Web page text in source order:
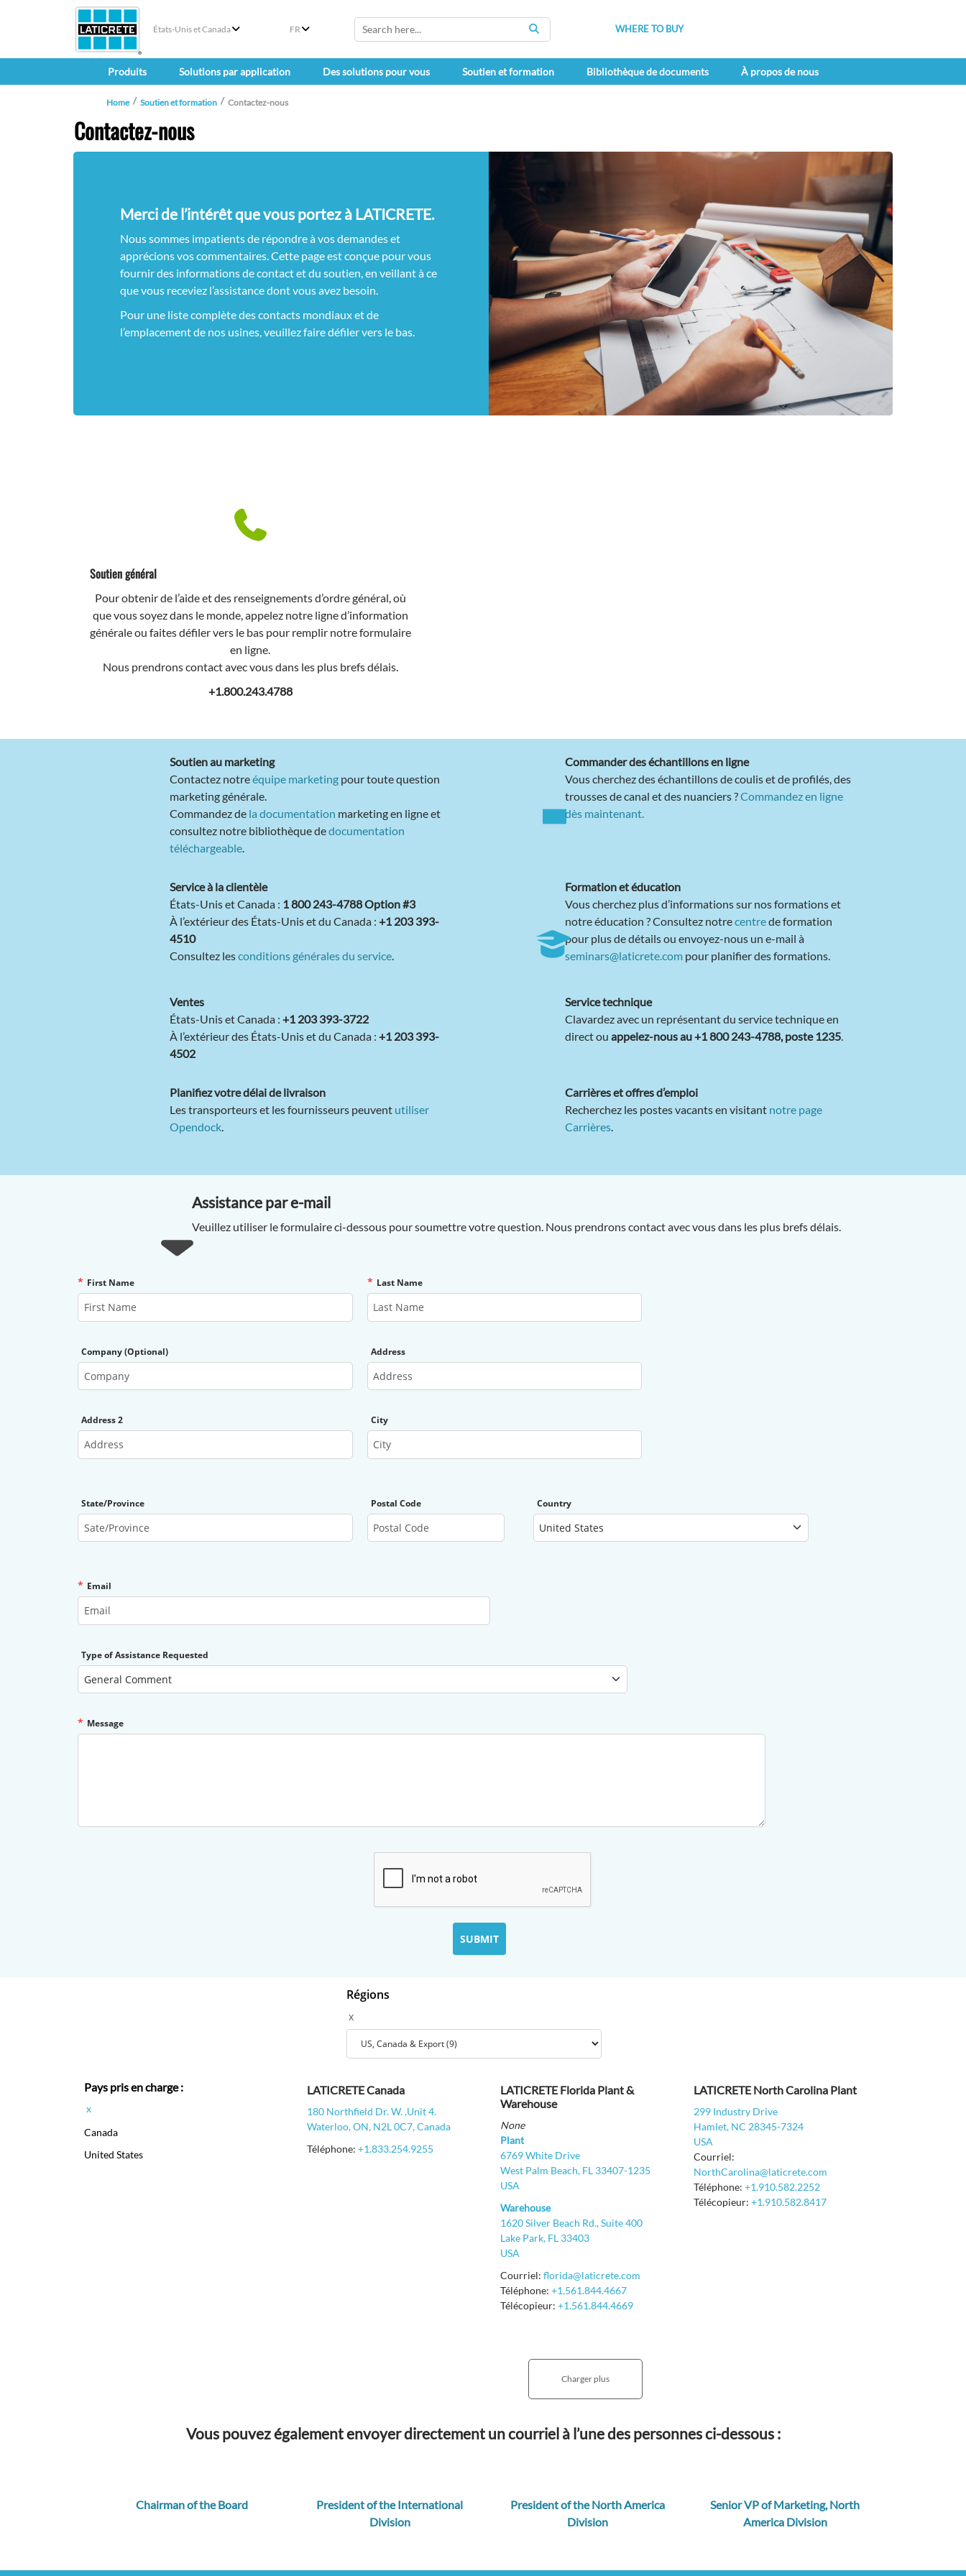
États-Unis et Canada FR
SEARCH
WHERE TO BUY
Produits Solutions par application Des solutions pour vous Soutien et formation Bibliothèque de documents À propos de nous
Home Soutien et formation Contactez-nous
Contactez-nous
Merci de l’intérêt que vous portez à LATICRETE.
Nous sommes impatients de répondre à vos demandes et
apprécions vos commentaires. Cette page est conçue pour vous
fournir des informations de contact et du soutien, en veillant à ce
que vous receviez l’assistance dont vous avez besoin.
Pour une liste complète des contacts mondiaux et de
l’emplacement de nos usines, veuillez faire défiler vers le bas.
Soutien général
Pour obtenir de l’aide et des renseignements d’ordre général, où
que vous soyez dans le monde, appelez notre ligne d’information
générale ou faites défiler vers le bas pour remplir notre formulaire
en ligne.
Nous prendrons contact avec vous dans les plus brefs délais.
+1.800.243.4788
Soutien au marketing
Contactez notreéquipe marketing pour toute question
marketing générale.
Commandez de la documentation marketing en ligne et
consultez notre bibliothèque dedocumentation
téléchargeable.
Commander des échantillons en ligne
Vous cherchez des échantillons de coulis et de profilés, des
trousses de canal et des nuanciers ?Commandez en ligne
dès maintenant.
Service à la clientèle
États-Unis et Canada : 1 800 243-4788 Option #3
À l’extérieur des États-Unis et du Canada :+1 203 393-
4510
Consultez lesconditions générales du service.
Formation et éducation
Vous cherchez plus d’informations sur nos formations et
notre éducation ? Consultez notrecentrede formation
pour plus de détails ou envoyez-nous un e-mail à
seminars@laticrete.com pour planifier des formations.
Ventes
États-Unis et Canada :+1 203 393-3722
À l’extérieur des États-Unis et du Canada :+1 203 393-
4502
Service technique
Clavardez avec un représentant du service technique en
direct ouappelez-nous au +1 800 243-4788, poste 1235.
Planifiez votre délai de livraison
Les transporteurs et les fournisseurs peuvent utiliser
Opendock.
Carrières et offres d’emploi
Recherchez les postes vacants en visitant notre page
Carrières.
Assistance par e-mail
Veuillez utiliser le formulaire ci-dessous pour soumettre votre question. Nous prendrons contact avec vous dans les plus brefs délais.
* First Name * Last Name
Company (Optional) Address
Address 2 City
State/Province Postal Code Country
* Email
Type of Assistance Requested
* Message
Régions
x
Pays pris en charge :
x
Canada
United States
LATICRETE Canada
180 Northfield Dr. W. ,Unit 4.
Waterloo, ON, N2L 0C7, Canada
Téléphone:+1.833.254.9255
LATICRETE Florida Plant &
Warehouse
None
Plant
6769 White Drive
West Palm Beach, FL 33407-1235
USA
Warehouse
1620 Silver Beach Rd., Suite 400
Lake Park, FL 33403
USA
Courriel:florida@laticrete.com
Téléphone:+1.561.844.4667
Télécopieur:+1.561.844.4669
LATICRETE North Carolina Plant
299 Industry Drive
Hamlet, NC 28345-7324
USA
Courriel:
NorthCarolina@laticrete.com
Téléphone:+1.910.582.2252
Télécopieur:+1.910.582.8417
Vous pouvez également envoyer directement un courriel à l’une des personnes ci-dessous :
Chairman of the Board
President of the International
Division
President of the North America
Division
Senior VP of Marketing, North
America Division